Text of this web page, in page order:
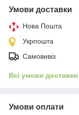
Умови доставки
Нова Пошта
Укрпошта
Самовивіз
Всі умови доставки
Умови оплати